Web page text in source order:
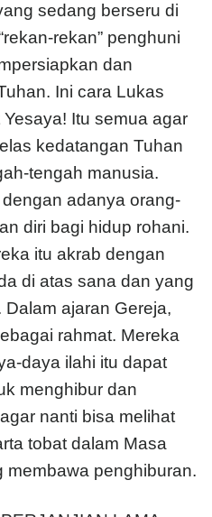
sedang berseru di
rekan” penghuni
dan
Ini cara Lukas
Itu semua agar
kedatangan Tuhan
tengah manusia.
adanya orang-
diri bagi hidup rohani.
itu akrab dengan
di atas sana dan yang
ajaran Gereja,
rahmat. Mereka
daya ilahi itu da­pat
menghibur dan
nanti bisa melihat
tobat dalam Masa
membawa penghiburan.